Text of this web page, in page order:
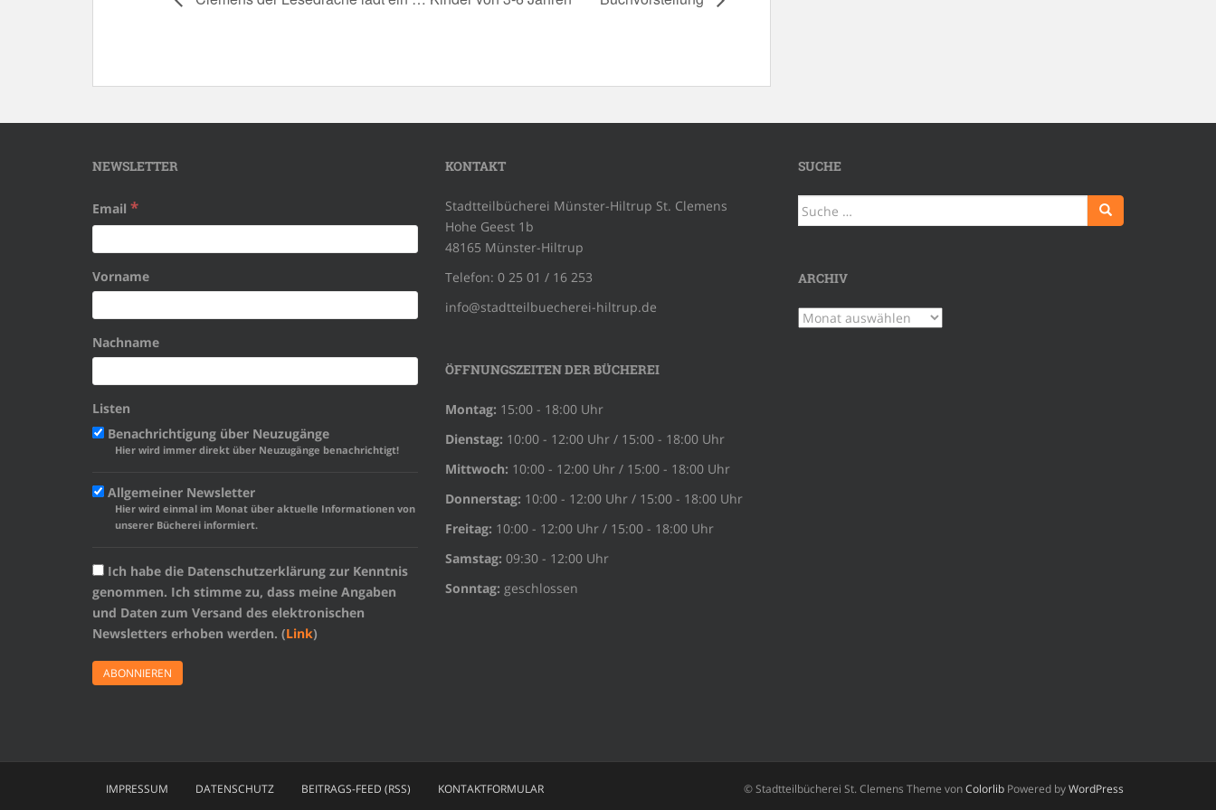
NEWSLETTER
Email *
Vorname
Nachname
Listen
Benachrichtigung über Neuzugänge
Hier wird immer direkt über Neuzugänge benachrichtigt!
Allgemeiner Newsletter
Hier wird einmal im Monat über aktuelle Informationen von
unserer Bücherei informiert.
Ich habe die Datenschutzerklärung zur Kenntnis
genommen. Ich stimme zu, dass meine Angaben
und Daten zum Versand des elektronischen
Newsletters erhoben werden. (Link)
KONTAKT
Stadtteilbücherei Münster-Hiltrup St. Clemens
Hohe Geest 1b
48165 Münster-Hiltrup
Telefon: 0 25 01 / 16 253
info@stadtteilbuecherei-hiltrup.de
ÖFFNUNGSZEITEN DER BÜCHEREI
Montag: 15:00 - 18:00 Uhr
Dienstag: 10:00 - 12:00 Uhr / 15:00 - 18:00 Uhr
Mittwoch: 10:00 - 12:00 Uhr / 15:00 - 18:00 Uhr
Donnerstag: 10:00 - 12:00 Uhr / 15:00 - 18:00 Uhr
Freitag: 10:00 - 12:00 Uhr / 15:00 - 18:00 Uhr
Samstag: 09:30 - 12:00 Uhr
Sonntag: geschlossen
SUCHE
Suche
nach:
ARCHIV
Archiv
IMPRESSUM DATENSCHUTZ BEITRAGS-FEED (RSS) KONTAKTFORMULAR © Stadtteilbücherei St. Clemens Theme vonColorlib Powered byWordPress